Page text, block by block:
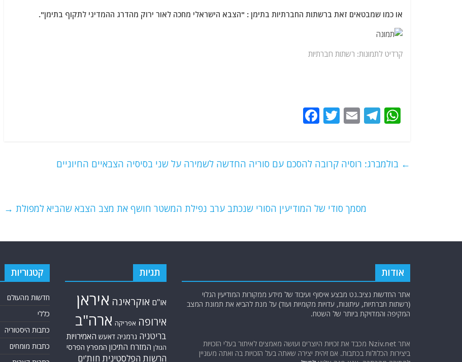
או כמו שמבטאים זאת ברשתות החברתיות בתימן : "הצבא הישראלי מחכה לאור ירוק מהדרג ההמדיני לתקוף בתימן".
קרדיט לתמונות: רשתות חברתיות
W
s
T
g
E
l
T
er
e
o
← בולמברג: רוסיה קרובה להסכם עם סוריה החדשה לשמירה על שני בסיסיה הצבאיים החיוניים
מסמך סודי של המודיעין הסורי שנכתב ערב נפילת המשטר חושף את מצב הצבא שהביא למפולת →
אודות
אתר החדשות נציב.נט מבצע איסוף ועיבוד של מידע ממקורות המודיעין הגלוי
(רשתות חברתיות, עיתונות, עדויות מקומיות ועוד) על מנת להביא את תמונת המצב
המקיפה והמדויקת ביותר של השטח.
אתר Nziv.net מכבד את זכויות היוצרים ועושה מאמצים לאיתור בעלי הזכויות
ביצירות הכלולות בכתבות. אם זיהית יצירה שאתה בעל הזכויות בה ואתה מעוניין
תגיות
או"ם אוקראינה איראן
אירופה אפריקה ארה"ב
בריטניה גרמניה דאעש האמירויות
הגולן המזרח התיכון המפרץ הפרסי
הרשות הפלסטינית חות'ים
קטגוריות
חדשות מהעולם
כללי
כתבות היסטוריה
כתבות מומחים